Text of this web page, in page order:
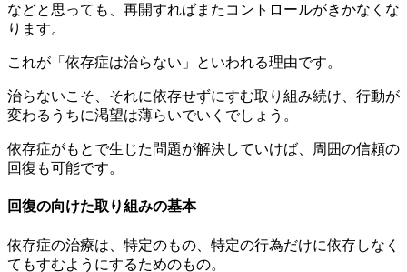
などと思っても、再開すればまたコントロールがきかなくな
ります。
これが「依存症は治らない」といわれる理由です。
治らないこそ、それに依存せずにすむ取り組み続け、行動が
変わるうちに渇望は薄らいでいくでしょう。
依存症がもとで生じた問題が解決していけば、周囲の信頼の
回復も可能です。
回復の向けた取り組みの基本
依存症の治療は、特定のもの、特定の行為だけに依存しなく
てもすむようにするためのもの。